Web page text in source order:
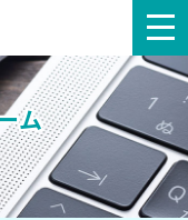
ム
メ
ュ
ー